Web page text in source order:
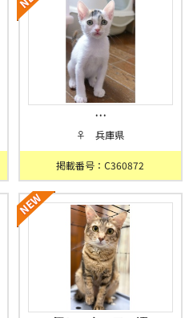
…
♀ 兵庫県
掲載番号：C360872